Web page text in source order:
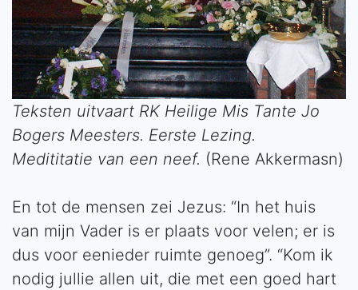
Teksten uitvaart RK Heilige Mis Tante Jo
Bogers Meesters. Eerste Lezing.
Medititatie van een neef. (Rene Akkermasn)
En tot de mensen zei Jezus: “In het huis
van mijn Vader is er plaats voor velen; er is
dus voor eenieder ruimte genoeg”. “Kom ik
nodig jullie allen uit, die met een goed hart